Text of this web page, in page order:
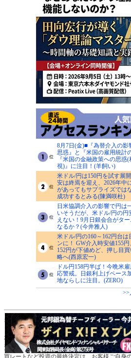
8月7日(金)■『為替介入の影
思惑』と『米国の雇用統計
『米国の金融政策への思惑
視)』に注目！(羊飼い)
米ドル/円は150円を試す展
安は終焉を迎え、2026年中
があってもサプライズでは
成功するとみる(陳満咲杜)
日米協調介入の影響で円は
いそうだが、米ドル/円の
えない！9月日銀会合がタ
なるか？(今井雅人)
米ドル/円の160～162円台
ンに！ GW介入時安値155
152円が下値めど、押し目
略へ(西原宏一)
ドル円158円半ば！今晩米
応警戒。日銀利上げペース
地ならしに注目。(ZERO)
>>
当ウェブサイトにおけるデータは、セントラル
ＤＺＨフィナンシャルリサーチ、フィスコから
本ウェブサイト「ザイFX！」は、情報の提供
資、その他の行動を勧誘する目的では運営して